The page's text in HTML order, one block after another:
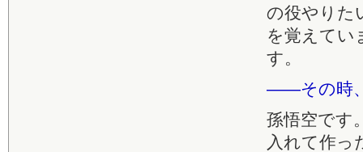
の役やりた
を覚えてい
す。
――その時
孫悟空です
入れて作っ